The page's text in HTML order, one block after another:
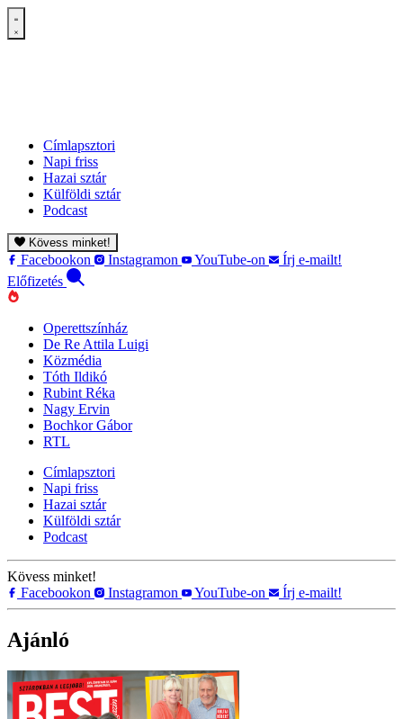
Címlapsztori
Napi friss
Hazai sztár
Külföldi sztár
Podcast
Kövess minket!
Facebookon Instagramon YouTube-on
Írj e-mailt!
Előfizetés
Operettszínház
De Re Attila Luigi
Közmédia
Tóth Ildikó
Rubint Réka
Nagy Ervin
Bochkor Gábor
RTL
Címlapsztori
Napi friss
Hazai sztár
Külföldi sztár
Podcast
Kövess minket!
Facebookon
Instagramon YouTube-on Írj e-mailt!
Ajánló